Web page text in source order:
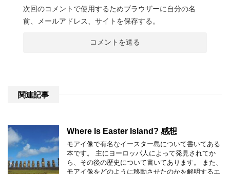
次回のコメントで使用するためブラウザーに自分の名
前、メールアドレス、サイトを保存する。
関連記事
Where Is Easter Island? 感想
モアイ像で有名なイースター島について書いてある
本です。 主にヨーロッパ人によって発見されてか
ら、その後の歴史について書いてあります。 また、
モアイ像をどのように移動させたのかを解明するエ